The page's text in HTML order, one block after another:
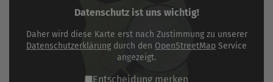
Datenschutz ist uns wichtig!
Daher wird diese Karte erst nach Zustimmung zu unserer
Datenschutzerklärung durch den OpenStreetMap Service
angezeigt.
Entscheidung merken